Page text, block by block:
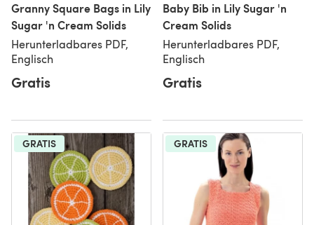
Granny Square Bags in Lily
Sugar 'n Cream Solids
Herunterladbares PDF,
Englisch
Gratis
Baby Bib in Lily Sugar 'n
Cream Solids
Herunterladbares PDF,
Englisch
Gratis
GRATIS GRATIS